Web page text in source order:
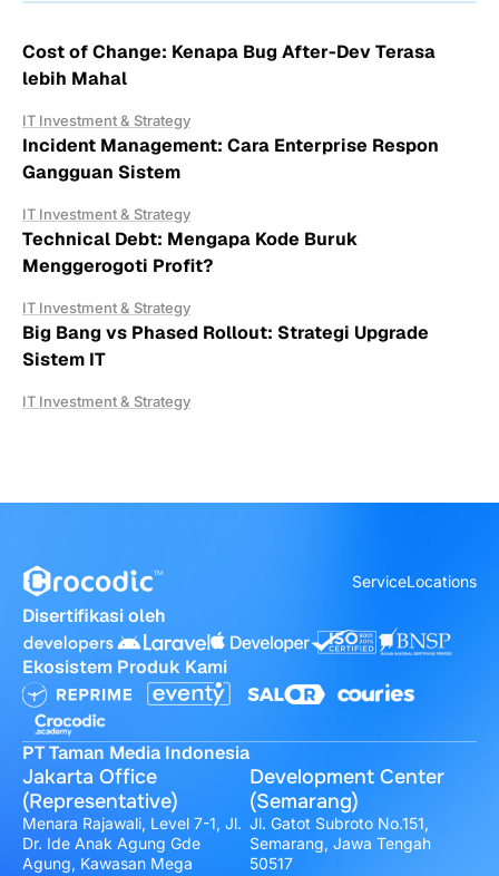
Cost of Change: Kenapa Bug After-Dev Terasa
lebih Mahal
IT Investment & Strategy
Incident Management: Cara Enterprise Respon
Gangguan Sistem
IT Investment & Strategy
Technical Debt: Mengapa Kode Buruk
Menggerogoti Profit?
IT Investment & Strategy
Big Bang vs Phased Rollout: Strategi Upgrade
Sistem IT
IT Investment & Strategy
ServiceLocations
Disertifikasi oleh
Ekosistem Produk Kami
PT Taman Media Indonesia
Jakarta Office
(Representative)
Menara Rajawali, Level 7-1, Jl.
Dr. Ide Anak Agung Gde
Agung, Kawasan Mega
Development Center
(Semarang)
Jl. Gatot Subroto No.151,
Semarang, Jawa Tengah
50517